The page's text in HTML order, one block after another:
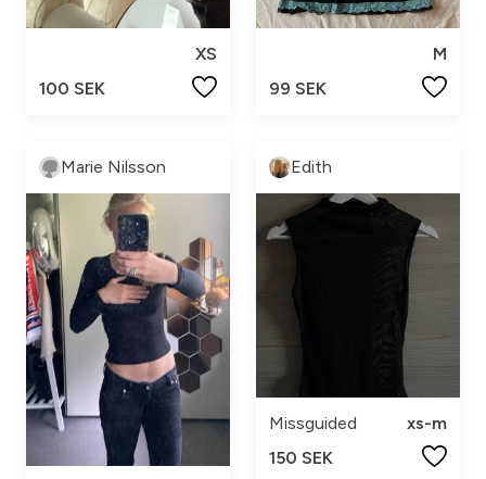
XS
100 SEK
M
99 SEK
Marie Nilsson Edith
Missguided
xs-m
150 SEK